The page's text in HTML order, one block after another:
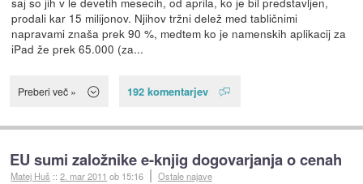
prodali kar 15 milijonov. Njihov tržni delež med tabličnimi
napravami znaša prek 90 %, medtem ko je namenskih aplikacij za
iPad že prek 65.000 (za...
Preberi več » 192 komentarjev
EU sumi založnike e-knjig dogovarjanja o cenah
Matej Huš ::2. mar 2011 ob 15:16 Ostale najave